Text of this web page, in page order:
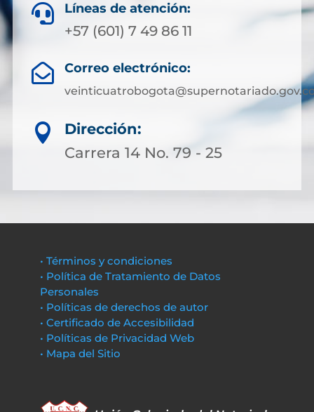
 Líneas de atención:
+57 (601) 7 49 86 11
 Correo electrónico:

Dirección:
Carrera 14 No. 79 - 25
• Términos y condiciones
• Política de Tratamiento de Datos
Personales
• Políticas de derechos de autor
• Certificado de Accesibilidad
• Políticas de Privacidad Web
• Mapa del Sitio